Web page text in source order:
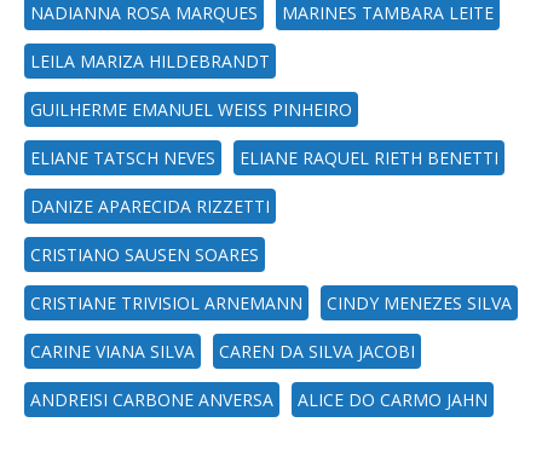
NADIANNA ROSA MARQUES MARINES TAMBARA LEITE
LEILA MARIZA HILDEBRANDT
GUILHERME EMANUEL WEISS PINHEIRO
ELIANE TATSCH NEVES ELIANE RAQUEL RIETH BENETTI
DANIZE APARECIDA RIZZETTI
CRISTIANO SAUSEN SOARES
CRISTIANE TRIVISIOL ARNEMANN CINDY MENEZES SILVA
CARINE VIANA SILVA CAREN DA SILVA JACOBI
ANDREISI CARBONE ANVERSA ALICE DO CARMO JAHN